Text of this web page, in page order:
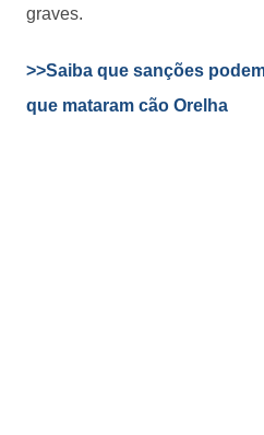
graves.
>>Saiba que sanções
que mataram cão Orelha